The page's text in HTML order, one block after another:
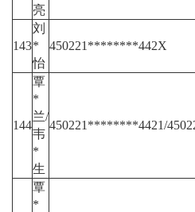
亮
143
刘
*
怡
450221********442X
144
覃
*
兰/
韦
*
生
450221********4421/
覃
*